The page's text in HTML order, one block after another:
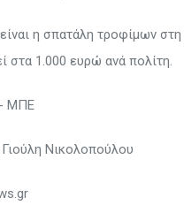
η σπατάλη τροφίμων
στα 1.000 ευρώ ανά πολίτη.
ΜΠΕ
Γιούλη Νικολοπούλου